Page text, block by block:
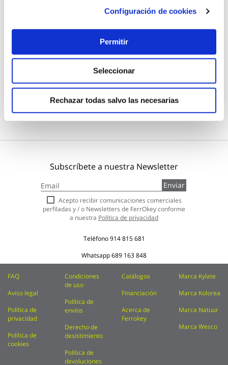
Configuración de cookies
Permitir
Seleccionar
Rechazar todas salvo las necesarias
Recogehojas de superficie con mango de aluminio de 122
cm gre
Gre
7,95 €
Añadir al carrito
Subscríbete a nuestra Newsletter
a
nuestro
boletín
de
Enviar
Acepto recibir comunicaciones comerciales
perfiladas y / o Newsletters de FerrOkey conforme
a nuestra Política de privacidad
Teléfono914 815 681
Whatsapp689 163 848
FAQ
Aviso legal
Política de
privacidad
Política de
cookies
Condiciones
de uso
Política de
envíos
Derecho de
desistimiento
Política de
devoluciones
Catálogos
Financiación
Acerca de
Ferrokey
Marca Kylate
Marca Kolorea
Marca Natuur
Marca Wesco